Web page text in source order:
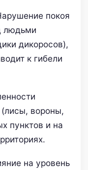
покоя
людьми
дикоросов),
к гибели
вороны,
пунктов и на
на уровень